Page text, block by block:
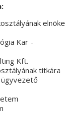
elnöke
Kar -
Kft.
titkára
ügyvezető